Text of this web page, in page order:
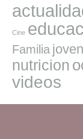
Cine
Familia
nutricion
videos